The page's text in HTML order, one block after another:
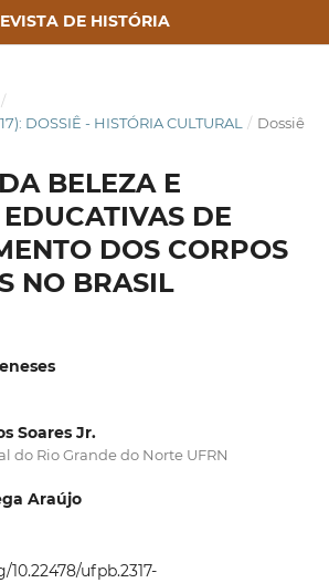
DE HISTÓRIA
/
DOSSIÊ - HISTÓRIA CULTURAL
/ Dossiê
BELEZA E
DE
DOS CORPOS
NO BRASIL
Soares Jr.
do Rio Grande do Norte UFRN
Araújo
ufpb.2317-